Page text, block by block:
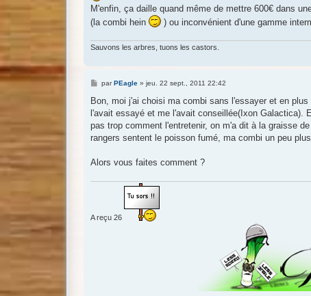
M'enfin, ça daille quand même de mettre 600€ dans
(la combi hein
) ou inconvénient d'une gamme
Sauvons les arbres, tuons les castors.
M
s
a
g
par PEagle» jeu. 22 sept., 2011 22:42
Bon, moi j'ai choisi ma combi sans l'essayer et en
l'avait essayé et me l'avait conseillée(Ixon Galactica).
pas trop comment l'entretenir, on m'a dit à la graisse
rangers sentent le poisson fumé, ma combi un peu
Alors vous faites comment ?
A reçu 26